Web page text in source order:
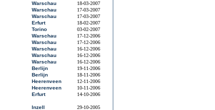
Warschau
18-03-2007
Warschau
17-03-2007
Warschau
17-03-2007
Erfurt
18-02-2007
Torino
03-02-2007
Warschau
17-12-2006
Warschau
17-12-2006
Warschau
16-12-2006
Warschau
16-12-2006
Warschau
16-12-2006
Berlijn
19-11-2006
Berlijn
18-11-2006
Heerenveen
12-11-2006
Heerenveen
10-11-2006
Erfurt
14-10-2006
Inzell
29-10-2005